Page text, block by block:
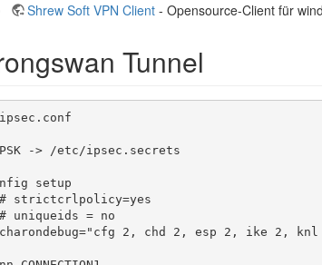
Shrew Soft VPN Client - Opensource-Client für
Tunnel
-> /etc/ipsec.secrets
setup
strictcrlpolicy=yes
uniqueids = no
2, chd 2, esp 2, ike 2,